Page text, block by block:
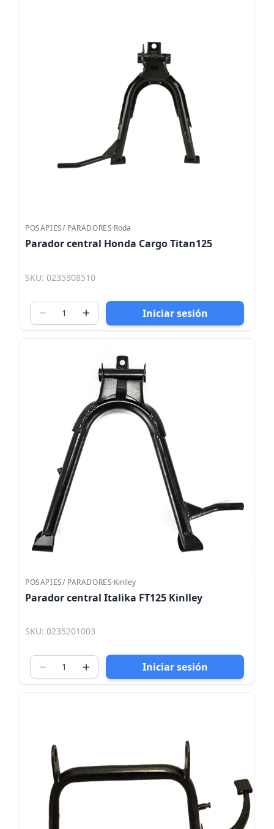
POSAPIES/ PARADORES·Roda
Parador central Honda Cargo Titan125
SKU: 0235308510
Iniciar sesión
POSAPIES/ PARADORES·Kinlley
Parador central Italika FT125 Kinlley
SKU: 0235201003
Iniciar sesión